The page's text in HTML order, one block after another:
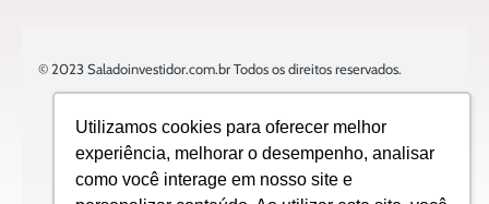
Utilizamos cookies para oferecer melhor
experiência, melhorar o desempenho, analisar
como você interage em nosso site e
© 2023 Saladoinvestidor.com.br Todos os direitos reservados.
Design: